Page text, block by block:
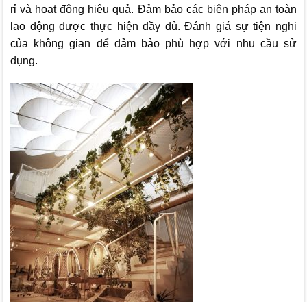
rỉ và hoạt động hiệu quả. Đảm bảo các biện pháp an toàn
lao động được thực hiện đầy đủ. Đánh giá sự tiện nghi
của không gian để đảm bảo phù hợp với nhu cầu sử
dụng.